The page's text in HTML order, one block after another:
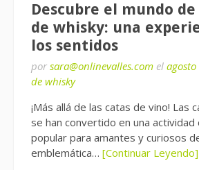
Descubre el mundo
de whisky: una
los sentidos
por sara@onlinevalles.com el
de whisky
¡Más allá de las catas de vino! Las
se han convertido en una actividad
popular para amantes y curiosos
emblemática… [Continuar Leyendo]